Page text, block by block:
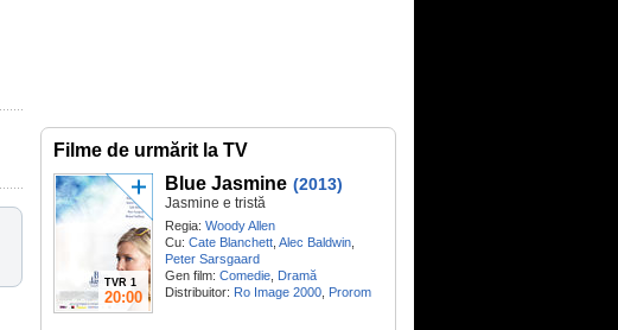
Filme de urmărit la TV
TVR 1
20:00
Blue Jasmine (2013)
Jasmine e tristă
Regia: Woody Allen
Cu: Cate Blanchett Alec Baldwin
Peter Sarsgaard
Gen film: Comedie Dramă
Distribuitor: Ro Image 2000 Prorom